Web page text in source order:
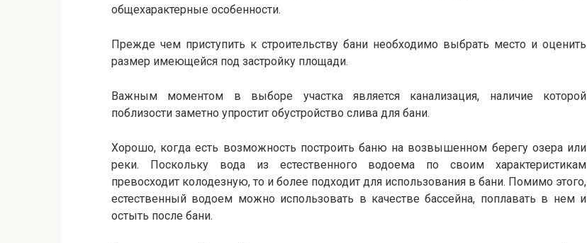
общехарактерные особенности.
Прежде чем приступить к строительству бани необходимо выбрать место и оценить
размер имеющейся под застройку площади.
Важным моментом в выборе участка является канализация, наличие которой
поблизости заметно упростит обустройство слива для бани.
Хорошо, когда есть возможность построить баню на возвышенном берегу озера или
реки. Поскольку вода из естественного водоема по своим характеристикам
превосходит колодезную, то и более подходит для использования в бани. Помимо этого,
естественный водоем можно использовать в качестве бассейна, поплавать в нем и
остыть после бани.